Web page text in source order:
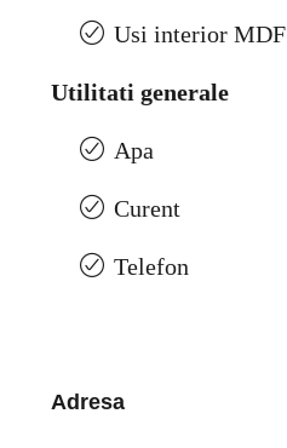
Usi interior MDF
Utilitati generale
Apa
Curent
Telefon
Adresa